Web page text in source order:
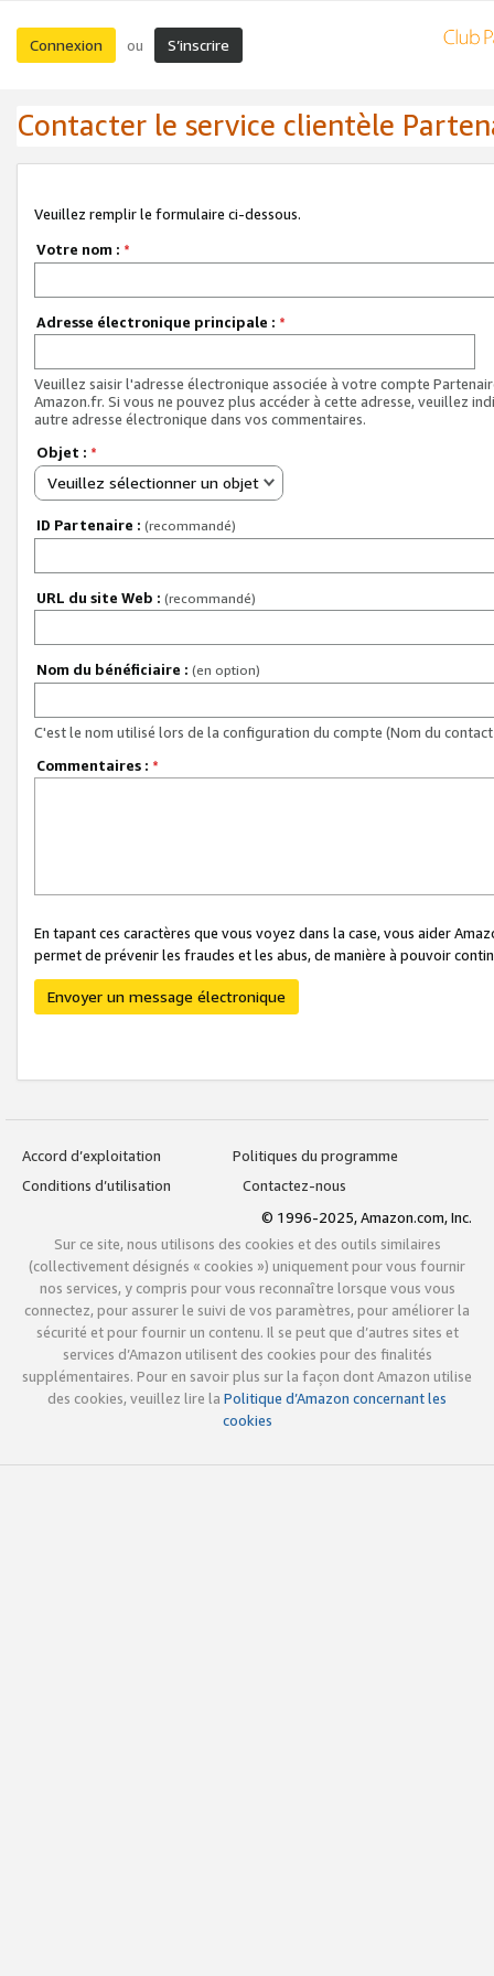
Connexion ou S’inscrire
Contacter le service clientèle
Veuillez remplir le formulaire ci-dessous.
Votre nom : *
Adresse électronique principale : *
Veuillez saisir l'adresse électronique associée à votre compte
Amazon.fr. Si vous ne pouvez plus accéder à cette adresse, veuillez
autre adresse électronique dans vos commentaires.
Objet : *
Veuillez sélectionner un objet
ID Partenaire : (recommandé)
URL du site Web : (recommandé)
Nom du bénéficiaire : (en option)
C'est le nom utilisé lors de la configuration du compte (Nom du
Commentaires : *
En tapant ces caractères que vous voyez dans la case, vous aider
permet de prévenir les fraudes et les abus, de manière à pouvoir
Envoyer un message électronique
Accord d’exploitation
Politiques du programme
Conditions d’utilisation
Contactez-nous
© 1996-2025, Amazon.com, Inc.
Sur ce site, nous utilisons des cookies et des outils similaires
(collectivement désignés « cookies ») uniquement pour vous fournir
nos services, y compris pour vous reconnaître lorsque vous vous
connectez, pour assurer le suivi de vos paramètres, pour améliorer la
sécurité et pour fournir un contenu. Il se peut que d’autres sites et
services d’Amazon utilisent des cookies pour des finalités
supplémentaires. Pour en savoir plus sur la façon dont Amazon utilise
des cookies, veuillez lire la Politique d’Amazon concernant les
cookies